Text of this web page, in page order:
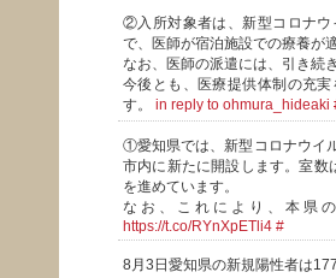
②入所対象者は、新型コロナウ
で、医師が宿泊施設での療養が
なお、医師の派遣には、引き続
今後とも、医療提供体制の充
す。 in reply to ohmura_hideaki
①愛知県では、新型コロナウイ
市内に新たに開設します。室
を進めています。
なお、これにより、本県
https://t.co/RYnXpETli4 #
8月3日愛知県の新規陽性者は